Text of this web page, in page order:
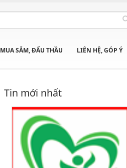
MUA SẮM, ĐẤU THẦU LIÊN HỆ, GÓP Ý
Tin mới nhất